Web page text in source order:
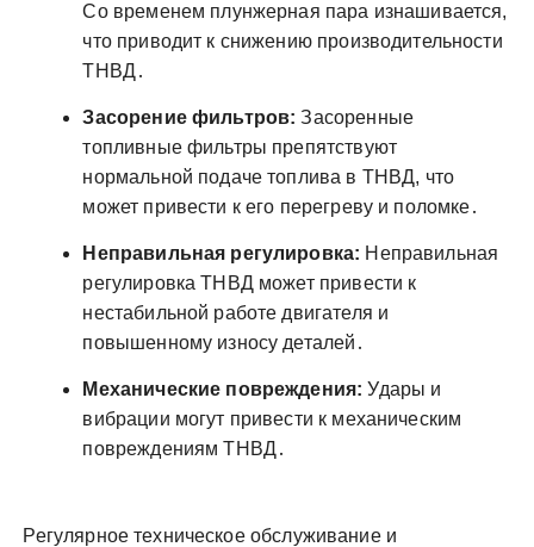
Со временем плунжерная пара изнашивается,
что приводит к снижению производительности
ТНВД․
Засорение фильтров: Засоренные
топливные фильтры препятствуют
нормальной подаче топлива в ТНВД, что
может привести к его перегреву и поломке․
Неправильная регулировка: Неправильная
регулировка ТНВД может привести к
нестабильной работе двигателя и
повышенному износу деталей․
Механические повреждения: Удары и
вибрации могут привести к механическим
повреждениям ТНВД․
Регулярное техническое обслуживание и